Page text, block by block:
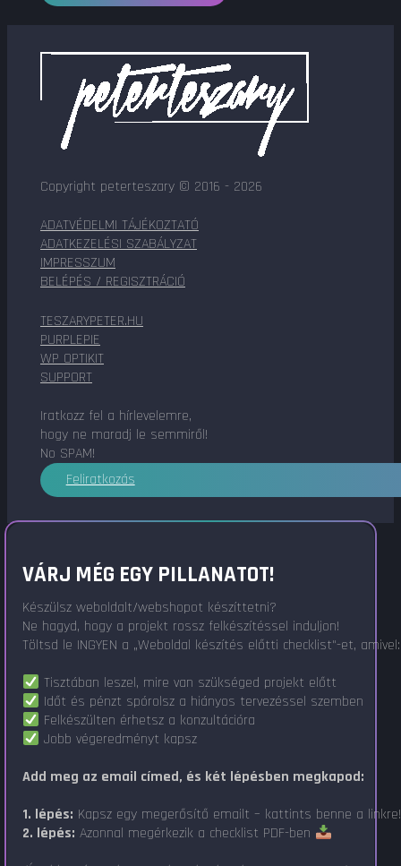
Copyright peterteszary © 2016 - 2026
ADATVÉDELMI TÁJÉKOZTATÓ
ADATKEZELÉSI SZABÁLYZAT
IMPRESSZUM
BELÉPÉS / REGISZTRÁCIÓ
TESZARYPETER.HU
PURPLEPIE
WP OPTIKIT
SUPPORT
Iratkozz fel a hírlevelemre,
hogy ne maradj le semmiről!
No SPAM!
Feliratkozás
VÁRJ MÉG EGY PILLANATOT!
Készülsz weboldalt/webshopot készíttetni?
Ne hagyd, hogy a projekt rossz felkészítéssel induljon!
Töltsd le INGYEN a „Weboldal készítés előtti checklist"-et, amivel:
Tisztában leszel, mire van szükséged projekt előtt
Időt és pénzt spórolsz a hiányos tervezéssel szemben
Felkészülten érhetsz a konzultációra
Jobb végeredményt kapsz
Add meg az email címed, és két lépésben megkapod:
1. lépés: Kapsz egy megerősítő emailt – kattints benne a linkre!
2. lépés: Azonnal megérkezik a checklist PDF-ben